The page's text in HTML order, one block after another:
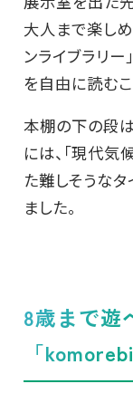
大人まで楽しめ
ンライブラリー
を自由に読むこ
本棚の下の段
には、「現代気
た難しそうな
ました。
8歳まで遊
「komorebi